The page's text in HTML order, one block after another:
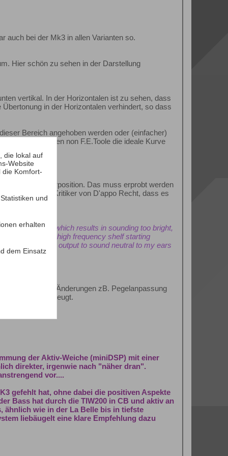
auch bei der Mk3 in allen Varianten so.
Hier schön zu sehen in der Darstellung
vertikal. In der Horizontalen ist zu sehen, dass
in der Horizontalen verhindert, so dass
Bereich angehoben werden oder (einfacher)
Untersuchungen non F.E.Toole die ideale Kurve
und der Hörposition. Das muss erprobt werden
haben die Kritiker von D'appo Recht, dass es
response which results in sounding too bright,
-5 dB high frequency shelf starting
high frequency output to sound neutral to my ears
Nur minimale Änderungen zB. Pegelanpassung
Theorie überzeugt.
der Aktiv-Weiche (miniDSP) mit einer
direkter, irgenwie nach "näher dran".
vor....
gefehlt hat, ohne dabei die positiven Aspekte
Bass hat durch die TIW200 in CB und aktiv an
wie in der La Belle bis in tiefste
liebäugelt eine klare Empfehlung dazu
die lokal auf
Website
die Komfort-
und
erhalten
dem Einsatz